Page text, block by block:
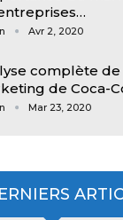
Avr 2, 2020
complète
de Coca-
Mar 23, 2020